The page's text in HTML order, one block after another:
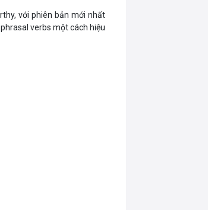
với phiên bản mới nhất
verbs một cách hiệu